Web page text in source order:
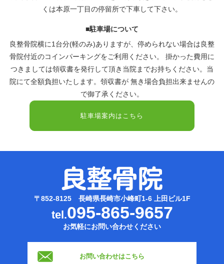
くは本原一丁目の停留所で下車して下さい。
■駐車場について
良整骨院横に1台分(軽のみ)ありますが、停められない場合は良整
骨院付近のコインパーキングをご利用ください。 掛かった費用に
つきましては領収書を発行して頂き当院までお持ちください。当
院にて全額負担いたします。領収書が 無き場合負担出来ませんの
で御了承ください。
駐車場案内はこちら
〒852-8125 長崎県長崎市小峰町1-6 上田ビル1F
tel.095-865-9657
お気軽にお問い合わせください
お問い合わせはこちら